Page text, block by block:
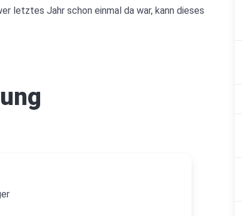
letztes Jahr schon einmal da war, kann dieses